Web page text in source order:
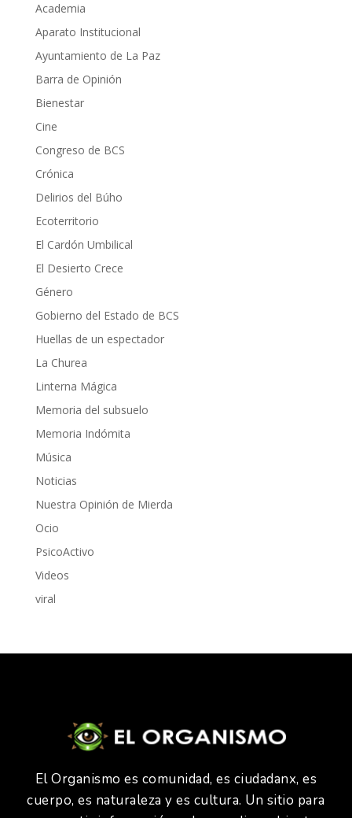
Academia
Aparato Institucional
Ayuntamiento de La Paz
Barra de Opinión
Bienestar
Cine
Congreso de BCS
Crónica
Delirios del Búho
Ecoterritorio
El Cardón Umbilical
El Desierto Crece
Género
Gobierno del Estado de BCS
Huellas de un espectador
La Churea
Linterna Mágica
Memoria del subsuelo
Memoria Indómita
Música
Noticias
Nuestra Opinión de Mierda
Ocio
PsicoActivo
Videos
viral
El Organismo es comunidad, es ciudadanx, es
cuerpo, es naturaleza y es cultura. Un sitio para